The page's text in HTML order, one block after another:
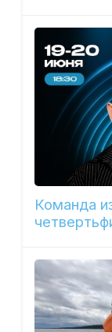
Команда